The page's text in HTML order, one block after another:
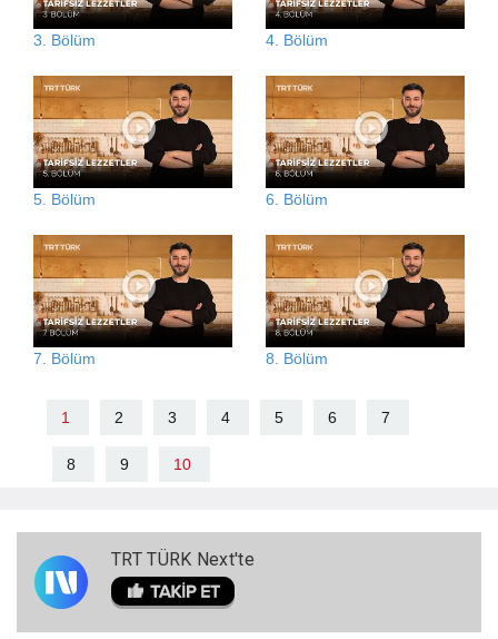
3. Bölüm 4. Bölüm
5. Bölüm 6. Bölüm
7. Bölüm 8. Bölüm
1 2 3 4 5 6 7
8 9 10
TRT TÜRK Next'te